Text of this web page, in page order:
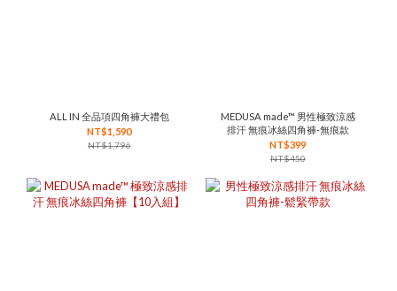
ALL IN 全品項四角褲大禮包
NT$1,590
NT$1,796
MEDUSA made™ 男性極致涼感
排汗 無痕冰絲四角褲-無痕款
NT$399
NT$450